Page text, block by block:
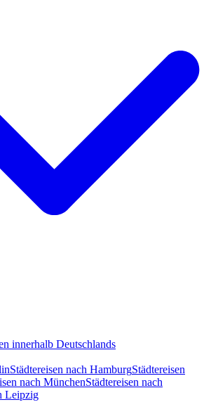
innerhalb Deutschlands
Städtereisen nach HamburgStädtereisen
nach MünchenStädtereisen nach
Leipzig